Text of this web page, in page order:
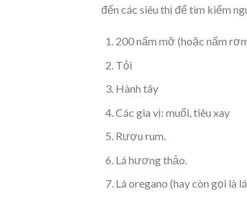
đến các siêu thị để tìm kiếm
200 nấm mỡ (hoặc nấm
Tỏi
Hành tây
Các gia vị: muối, tiêu xay
Rượu rum.
Lá hương thảo.
Lá oregano (hay còn gọi là